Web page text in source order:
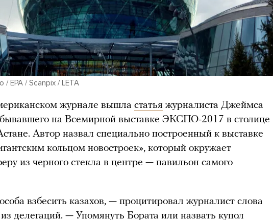
/ EPA / Scanpix / LETA
журнале вышла статья журналиста Джеймса
на Всемирной выставке ЭКСПО-2017 в столице
Автор назвал специально построенный к выставке
кольцом новостроек», который окружает
из черного стекла в центре — павильон самого
взбесить казахов, — процитировал журналист слова
делегаций. — Упомянуть Бората или назвать купол